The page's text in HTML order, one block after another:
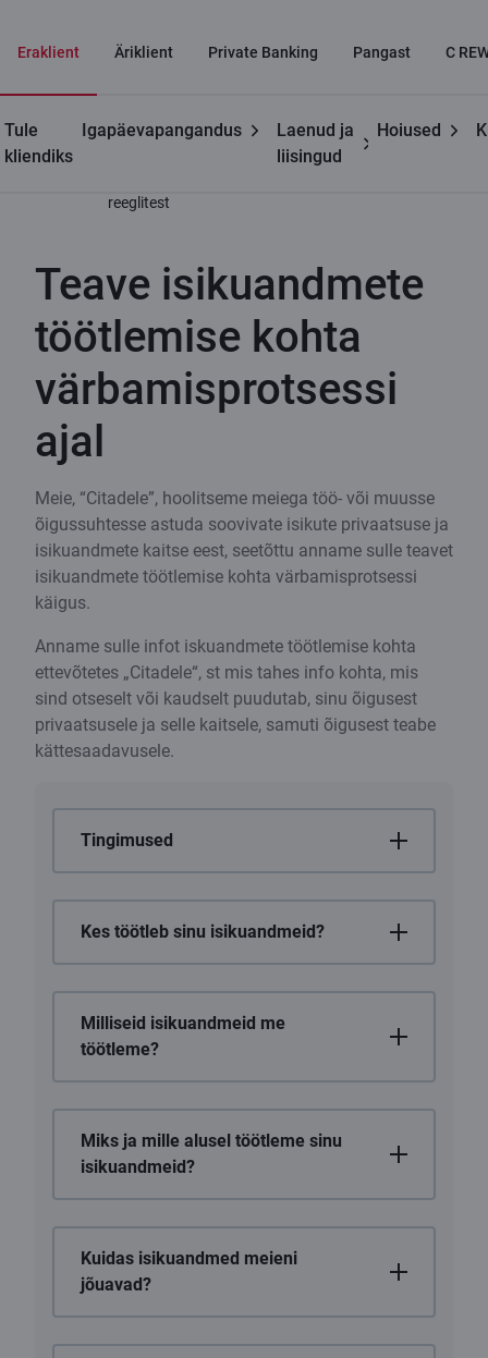
Eraklient Äriklient Private Banking Pangast C
Tule
kliendiks
Igapäevapangandus
Laenud ja
liisingud
Hoiused
Kasulikku
reeglitest
Teave isikuandmete töötlemise
Teave isikuandmete
töötlemise kohta
värbamisprotsessi
ajal
Meie, “Citadele”, hoolitseme meiega töö- või muusse
õigussuhtesse astuda soovivate isikute privaatsuse ja
isikuandmete kaitse eest, seetõttu anname sulle teavet
isikuandmete töötlemise kohta värbamisprotsessi
käigus.
Anname sulle infot iskuandmete töötlemise kohta
ettevõtetes „Citadele“, st mis tahes info kohta, mis
sind otseselt või kaudselt puudutab, sinu õigusest
privaatsusele ja selle kaitsele, samuti õigusest teabe
kättesaadavusele.
Tingimused
Kes töötleb sinu isikuandmeid?
Milliseid isikuandmeid me
töötleme?
Miks ja mille alusel töötleme sinu
isikuandmeid?
Kuidas isikuandmed meieni
jõuavad?